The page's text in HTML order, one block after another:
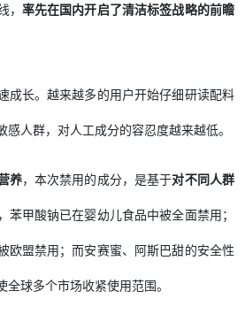
率先在国内开启了清洁标签战略的前瞻
成长。越来越多的用户开始仔细研读配料
人群，对人工成分的容忍度越来越低。
养，本次禁用的成分，是基于对不同人群
苯甲酸钠已在婴幼儿食品中被全面禁用；
欧盟禁用；而安赛蜜、阿斯巴甜的安全性
球多个市场收紧使用范围。